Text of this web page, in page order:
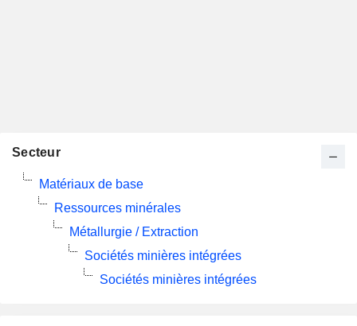
Secteur
Matériaux de base
Ressources minérales
Métallurgie / Extraction
Sociétés minières intégrées
Sociétés minières intégrées